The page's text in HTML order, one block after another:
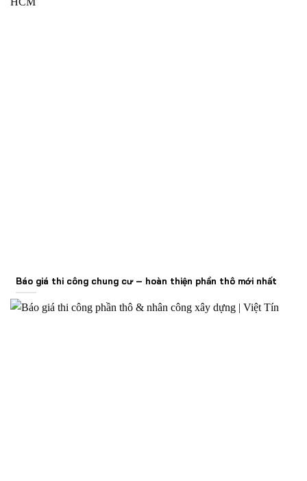
Báo giá thi công chung cư – hoàn thiện phần thô mới nhất